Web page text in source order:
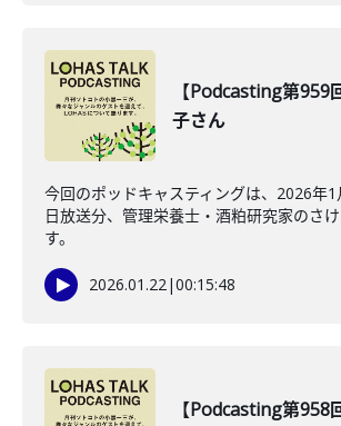
【Podcasting第959
子さん
今回のポッドキャスティングは、2026年
日放送分、管理栄養士・酒粕研究家のさ
す。
2026.01.22|00:15:48
【Podcasting第958